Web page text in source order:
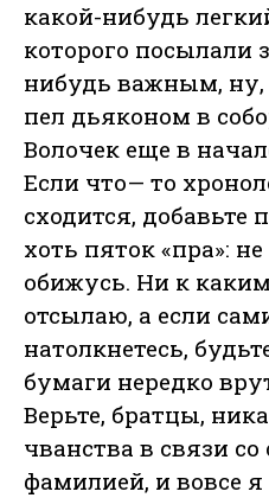
какой-нибудь
которого посылали
нибудь важным, ну,
пел дьяконом в
Волочек еще в
Если что— то
сходится, добавьте
хоть пяток «пра»:
обижусь. Ни к
отсылаю, а если
натолкнетесь,
бумаги нередко
Верьте, братцы,
чванства в связи
фамилией, и вовсе я